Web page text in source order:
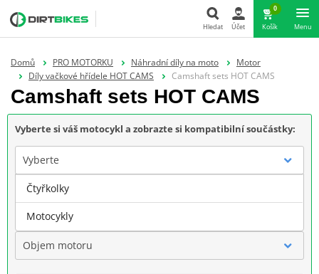
Hledat Účet
0
Košík Menu
Domů PRO MOTORKU Náhradní díly na moto
Motor
Díly vačkové hřídele HOT CAMS
Camshaft sets HOT CAMS
Camshaft sets HOT CAMS
Vyberte si váš motocykl a zobrazte si kompatibilní součástky:
Vyberte
Značka
Objem motoru
Čtyřkolky
Motocykly